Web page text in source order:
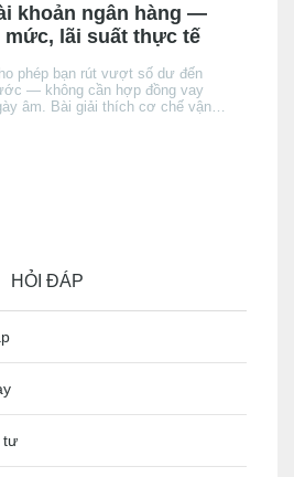
khoản ngân hàng —
mức, lãi suất thực tế
phép bạn rút vượt số dư đến
— không cần hợp đồng vay
âm. Bài giải thích cơ chế vận
HỎI ĐÁP
tư